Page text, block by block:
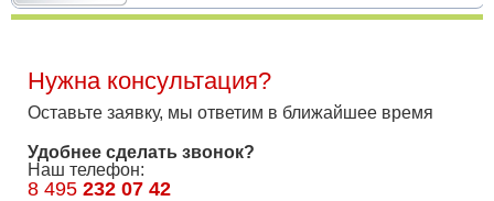
Нужна консультация?
Оставьте заявку, мы ответим в ближайшее время
Удобнее сделать звонок?
Наш телефон:
8 495 232 07 42